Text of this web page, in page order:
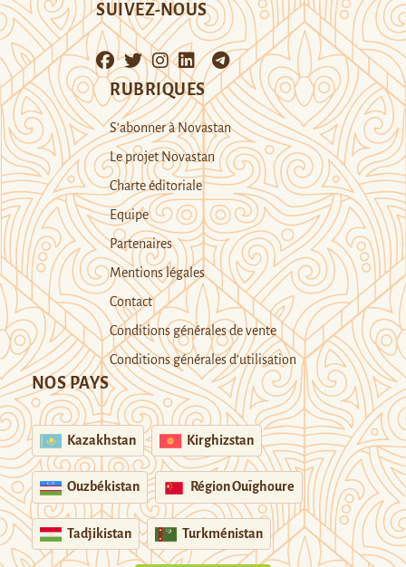
SUIVEZ-NOUS
RUBRIQUES
S’abonner à Novastan
Le projet Novastan
Charte éditoriale
Equipe
Partenaires
Mentions légales
Contact
Conditions générales de vente
Conditions générales d’utilisation
NOS PAYS
Kazakhstan Kirghizstan
Ouzbékistan Région Ouïghoure
Tadjikistan Turkménistan